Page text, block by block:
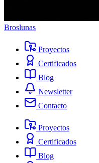
Broslunas
Proyectos
Certificados
Blog
Newsletter
Contacto
Proyectos
Certificados
Blog